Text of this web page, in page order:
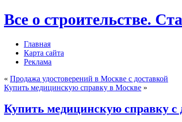
Все о строительстве.
Главная
Карта сайта
Реклама
« Продажа удостоверений в Москве с доставкой
Купить медицинскую справку в Москве »
Купить медицинскую справку с